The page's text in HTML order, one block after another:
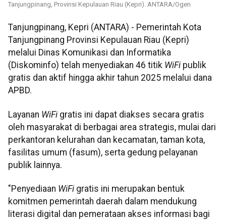
Tanjungpinang, Provinsi Kepulauan Riau (Kepri). ANTARA/Ogen
Tanjungpinang, Kepri (ANTARA) - Pemerintah Kota
Tanjungpinang Provinsi Kepulauan Riau (Kepri)
melalui Dinas Komunikasi dan Informatika
(Diskominfo) telah menyediakan 46 titik WiFi publik
gratis dan aktif hingga akhir tahun 2025 melalui dana
APBD.
Layanan WiFi gratis ini dapat diakses secara gratis
oleh masyarakat di berbagai area strategis, mulai dari
perkantoran kelurahan dan kecamatan, taman kota,
fasilitas umum (fasum), serta gedung pelayanan
publik lainnya.
"Penyediaan WiFi gratis ini merupakan bentuk
komitmen pemerintah daerah dalam mendukung
literasi digital dan pemerataan akses informasi bagi